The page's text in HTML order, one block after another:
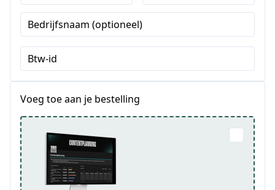
Bedrijfsnaam (optioneel)
Btw-id
Voeg toe aan je bestelling